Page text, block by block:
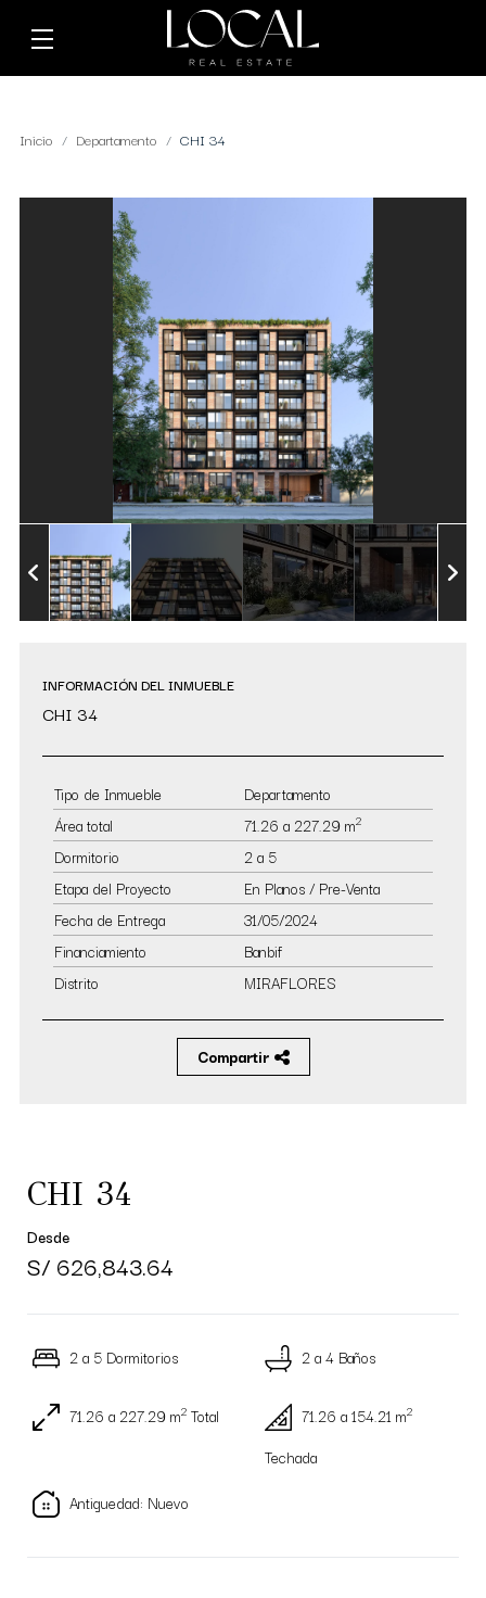
Inicio Departamento CHI 34
INFORMACIÓN DEL INMUEBLE
CHI 34
Tipo de Inmueble
Departamento
Área total
71.26 a 227.29 m2
Dormitorio
2 a 5
Etapa del Proyecto
En Planos / Pre-Venta
Fecha de Entrega
31/05/2024
Financiamiento
Banbif
Distrito
MIRAFLORES
Compartir
CHI 34
Desde
S/ 626,843.64
2 a 5 Dormitorios 2 a 4 Baños
71.26 a 227.29 m2 Total 71.26 a 154.21 m2
Techada
Antiguedad: Nuevo